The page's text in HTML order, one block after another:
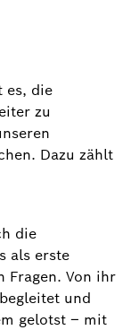
es, die
zu
Dazu zählt
die
als erste
Fragen. Von ihr
und
gelotst – mit